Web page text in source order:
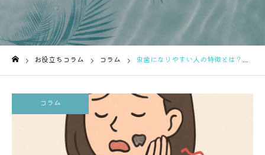
お役立ちコラム コラム 虫歯になりやすい人の特徴とは？歯科医が教える原因と予防法の完全ガイド
コラム